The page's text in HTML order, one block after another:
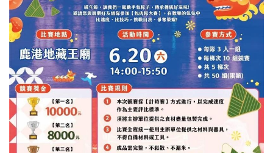
🏃‍♀️ #2026鹿港慶端陽 #小鎮光影藝術節 #功夫熊貓集章任務
#愛玩彰化 #鹿港小旅行 #週末好去處 #抽獎活動